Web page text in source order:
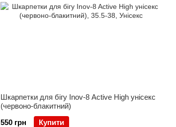
Шкарпетки для бігу Inov-8 Active High унісекс
(червоно-блакитний)
550 грн
Купити